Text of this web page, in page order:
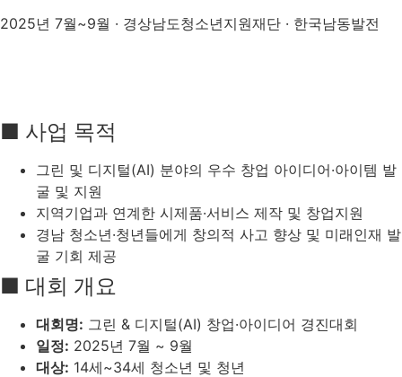
2025년 7월~9월 · 경상남도청소년지원재단 · 한국남동발전
■ 사업 목적
그린 및 디지털(AI) 분야의 우수 창업 아이디어·아이템 발
굴 및 지원
지역기업과 연계한 시제품·서비스 제작 및 창업지원
경남 청소년·청년들에게 창의적 사고 향상 및 미래인재 발
굴 기회 제공
■ 대회 개요
대회명: 그린 & 디지털(AI) 창업·아이디어 경진대회
일정: 2025년 7월 ~ 9월
대상: 14세~34세 청소년 및 청년